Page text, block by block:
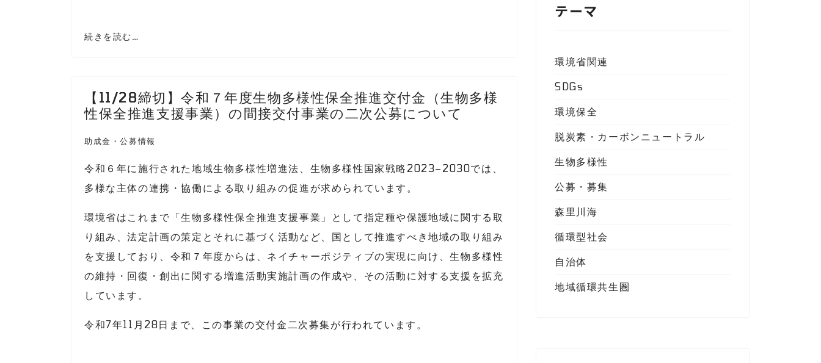
続きを読む…
【11/28締切】令和７年度生物多様性保全推進交付金（生物多様
性保全推進支援事業）の間接交付事業の二次公募について
助成金・公募情報
令和６年に施行された地域生物多様性増進法、生物多様性国家戦略2023–2030では、
多様な主体の連携・協働による取り組みの促進が求められています。
環境省はこれまで「生物多様性保全推進支援事業」として指定種や保護地域に関する取
り組み、法定計画の策定とそれに基づく活動など、国として推進すべき地域の取り組み
を支援しており、令和７年度からは、ネイチャーポジティブの実現に向け、生物多様性
の維持・回復・創出に関する増進活動実施計画の作成や、その活動に対する支援を拡充
しています。
令和7年11月28日まで、この事業の交付金二次募集が行われています。
テーマ
環境省関連
SDGs
環境保全
脱炭素・カーボンニュートラル
生物多様性
公募・募集
森里川海
循環型社会
自治体
地域循環共生圏